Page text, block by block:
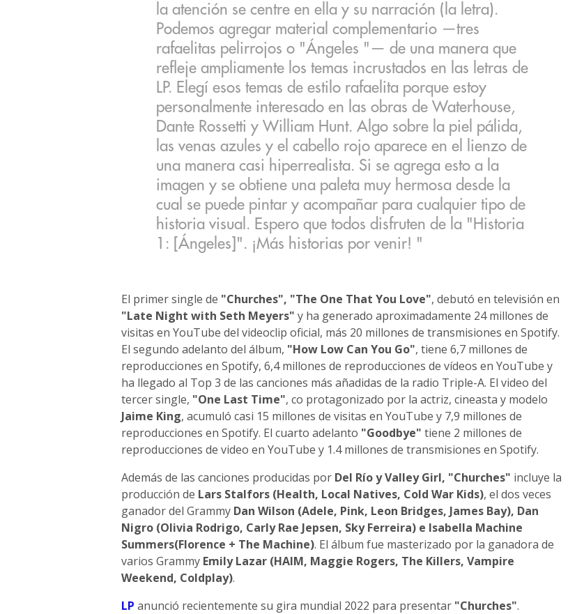
la atención se centre en ella y su narración (la letra).
Podemos agregar material complementario —tres
rafaelitas pelirrojos o "Ángeles "— de una manera que
refleje ampliamente los temas incrustados en las letras de
LP. Elegí esos temas de estilo rafaelita porque estoy
personalmente interesado en las obras de Waterhouse,
Dante Rossetti y William Hunt. Algo sobre la piel pálida,
las venas azules y el cabello rojo aparece en el lienzo de
una manera casi hiperrealista. Si se agrega esto a la
imagen y se obtiene una paleta muy hermosa desde la
cual se puede pintar y acompañar para cualquier tipo de
historia visual. Espero que todos disfruten de la "Historia
1: [Ángeles]". ¡Más historias por venir! "
El primer single de "Churches", "The One That You Love", debutó en televisión en
"Late Night with Seth Meyers" y ha generado aproximadamente 24 millones de
visitas en YouTube del videoclip oficial, más 20 millones de transmisiones en Spotify.
El segundo adelanto del álbum, "How Low Can You Go", tiene 6,7 millones de
reproducciones en Spotify, 6,4 millones de reproducciones de vídeos en YouTube y
ha llegado al Top 3 de las canciones más añadidas de la radio Triple-A. El video del
tercer single, "One Last Time", co protagonizado por la actriz, cineasta y modelo
Jaime King, acumuló casi 15 millones de visitas en YouTube y 7,9 millones de
reproducciones en Spotify. El cuarto adelanto "Goodbye" tiene 2 millones de
reproducciones de video en YouTube y 1.4 millones de transmisiones en Spotify.
Además de las canciones producidas por Del Río y Valley Girl, "Churches" incluye la
producción de Lars Stalfors (Health, Local Natives, Cold War Kids), el dos veces
ganador del Grammy Dan Wilson (Adele, Pink, Leon Bridges, James Bay), Dan
Nigro (Olivia Rodrigo, Carly Rae Jepsen, Sky Ferreira) e Isabella Machine
Summers(Florence + The Machine). El álbum fue masterizado por la ganadora de
varios Grammy Emily Lazar (HAIM, Maggie Rogers, The Killers, Vampire
Weekend, Coldplay).
LP anunció recientemente su gira mundial 2022 para presentar "Churches".